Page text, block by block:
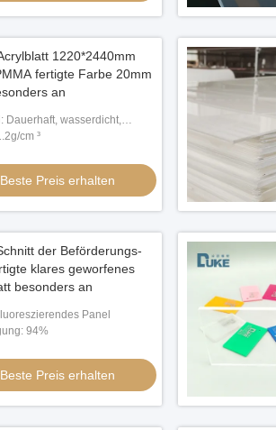
1220*2440mm
fertigte Farbe 20mm
an
Dauerhaft, wasserdicht,
cm ³
Beste Preis erhalten
der Beförderungs-
klares geworfenes
besonders an
Panel
94%
Beste Preis erhalten